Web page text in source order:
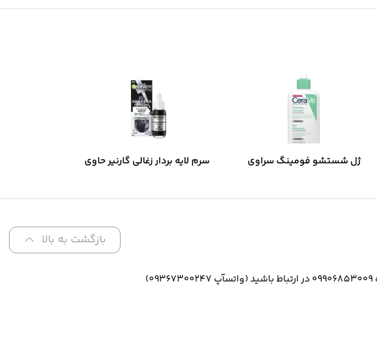
ژل شستشو فومینگ سراوی
سرم لایه بردار زغالی گارنیر حاوی
بازگشت به بالا